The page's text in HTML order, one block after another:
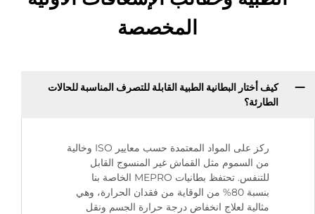
المخصصة
كيف أختار البطانية الطبية القابلة للتصرف المناسبة للحالات
الطارئة؟
ركز على المواد المعتمدة حسب معايير ISO وخالية
من السموم مثل القماش غير المنسوج القابل
للتنفس. تحتفظ بطانيات MEPRO الخاصة بنا
بنسبة 80% من الوقاية من فقدان الحرارة، وهي
مثالية لعلاج انخفاض درجة حرارة الجسم ونقل